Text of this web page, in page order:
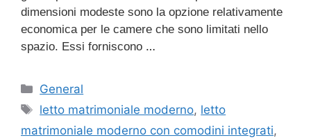
dimensioni modeste sono la opzione relativamente
economica per le camere che sono limitati nello
spazio. Essi forniscono …
Categorie
General
Tag
letto matrimoniale moderno, letto
matrimoniale moderno con comodini integrati,